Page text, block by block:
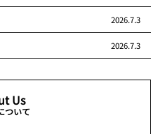
2026.7.3
2026.7.3
Us
ついて